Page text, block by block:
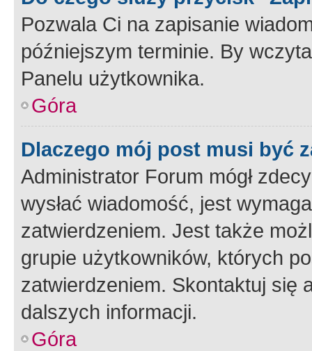
Pozwala Ci na zapisanie
późniejszym terminie. By
Panelu użytkownika.
Góra
Dlaczego mój post musi być
Administrator Forum mógł
wysłać wiadomość, jest
zatwierdzeniem. Jest także
grupie użytkowników, których
zatwierdzeniem. Skontaktuj się
dalszych informacji.
Góra